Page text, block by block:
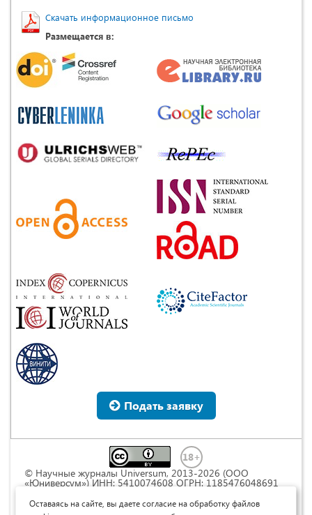
Скачать информационное письмо
Размещается в:
Подать заявку
© Научные журналы Universum, 2013-2026 (ООО
«Юниверсум») ИНН: 5410074608 ОГРН: 1185476048691
Commons « Attribution» («Атрибуция») 4.0
Непортированная
Оставаясь на сайте, вы даете согласие на обработку файлов